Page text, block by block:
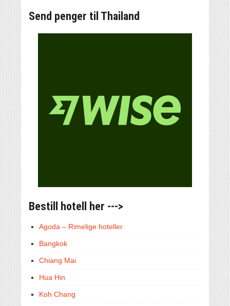
Send penger til Thailand
Bestill hotell her --->
Agoda – Rimelige hoteller
Bangkok
Chiang Mai
Hua Hin
Koh Chang